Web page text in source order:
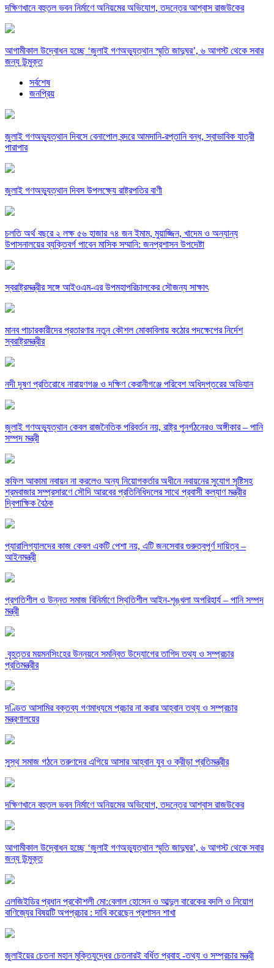
দক্ষিণখানে বহুতল ভবন নির্মাণে অনিয়মের অভিযোগ, তদন্তের আশ্বাস রাজউকের
আগামীকাল উদ্বোধন হচ্ছে ‘জুলাই গণঅভ্যুত্থান স্মৃতি জাদুঘর’, ৬ আগস্ট থেকে সবার
জন্য উন্মুক্ত
সর্বশেষ
জনপ্রিয়
জুলাই গণঅভ্যুত্থান দিবসে বেনাপোল বন্দরে আমদানি-রপ্তানি বন্ধ, স্বাভাবিক যাত্রী
পারাপার
জুলাই গণঅভ্যুত্থান দিবস উপলক্ষ্যে রাষ্ট্রপতির বাণী
চলতি অর্থ বছরে ২ লক্ষ ৫৬ হাজার ৭৪ জন ইমাম, মুয়াজ্জিন, খাদেম ও অন্যান্য
উপাসনালয়ের ব্যক্তিবর্গ পাবেন মাসিক সম্মানি: জনপ্রশাসন উপদেষ্টা
স্বরাষ্ট্রমন্ত্রীর সঙ্গে আইওএম-এর উপমহাপরিচালকের সৌজন্য সাক্ষাৎ
মানব পাচারকারীদের প্রতারণার নতুন কৌশল মোকাবিলায় কঠোর পদক্ষেপের নির্দেশ
স্বরাষ্ট্রমন্ত্রীর
নদী দূষণ প্রতিরোধে নারায়ণগঞ্জ ও দক্ষিণ কেরানীগঞ্জে পরিবেশ অধিদপ্তরের অভিযান
জুলাই গণঅভ্যুত্থান কেবল রাজনৈতিক পরিবর্তন নয়, রাষ্ট্র পুনর্গঠনেরও অঙ্গীকার – পানি
সম্পদ মন্ত্রী
কফিল আকামা নবায়ন না করলেও অন্য নিয়োগকর্তার অধীনে নবায়নের সুযোগ সৃষ্টিসহ
শ্রমবাজার সম্প্রসারণে সৌদি আরবের প্রতিনিধিদলের সাথে প্রবাসী কল্যাণ মন্ত্রীর
দ্বিপাক্ষিক বৈঠক
প্যারালিগ্যালদের কাজ কেবল একটি পেশা নয়, এটি জনসেবার গুরুত্বপূর্ণ দায়িত্ব –
আইনমন্ত্রী
‎প্রগতিশীল ও উন্নত সমাজ বিনির্মাণে স্থিতিশীল আইন-শৃঙ্খলা অপরিহার্য – পানি সম্পদ
মন্ত্রী
‎ বৃহত্তর ময়মনসিংহের উন্নয়নে সমন্বিত উদ্যোগের তাগিদ তথ্য ও সম্প্রচার
প্রতিমন্ত্রীর
দণ্ডিত আসামির বক্তব্য গণমাধ্যমে প্রচার না করার আহ্বান তথ্য ও সম্প্রচার
মন্ত্রণালয়ের
সুস্থ সমাজ গঠনে তরুণদের এগিয়ে আসার আহ্বান যুব ও ক্রীড়া প্রতিমন্ত্রীর
দক্ষিণখানে বহুতল ভবন নির্মাণে অনিয়মের অভিযোগ, তদন্তের আশ্বাস রাজউকের
আগামীকাল উদ্বোধন হচ্ছে ‘জুলাই গণঅভ্যুত্থান স্মৃতি জাদুঘর’, ৬ আগস্ট থেকে সবার
জন্য উন্মুক্ত
এলজিইডির প্রধান প্রকৌশলী মো:বেলাল হোসেন ও আব্দুল বারেকের বদলি ও নিয়োগ
বাণিজ্যের বিষয়টি অপপ্রচার : দাবি করেছেন প্রশাসন শাখা
জুলাইয়ের চেতনা মহান মুক্তিযুদ্ধের চেতনারই বর্ধিত প্রবাহ -তথ্য ও সম্প্রচার মন্ত্রী